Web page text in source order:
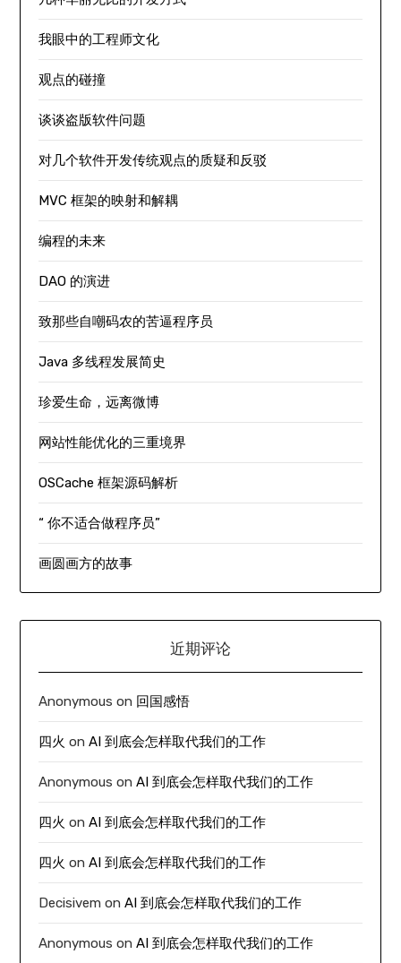
我眼中的工程师文化
观点的碰撞
谈谈盗版软件问题
对几个软件开发传统观点的质疑和反驳
MVC 框架的映射和解耦
编程的未来
DAO 的演进
致那些自嘲码农的苦逼程序员
Java 多线程发展简史
珍爱生命，远离微博
网站性能优化的三重境界
OSCache 框架源码解析
“ 你不适合做程序员”
画圆画方的故事
近期评论
Anonymous on 回国感悟
四火 onAI 到底会怎样取代我们的工作
Anonymous onAI 到底会怎样取代我们的工作
四火 onAI 到底会怎样取代我们的工作
四火 onAI 到底会怎样取代我们的工作
Decisivem onAI 到底会怎样取代我们的工作
Anonymous onAI 到底会怎样取代我们的工作